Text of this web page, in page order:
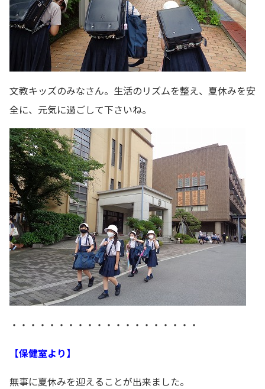
文教キッズのみなさん。生活のリズムを整え、夏休みを安
全に、元気に過ごして下さいね。
・・・・・・・・・・・・・・・・・・・・
【保健室より】
無事に夏休みを迎えることが出来ました。